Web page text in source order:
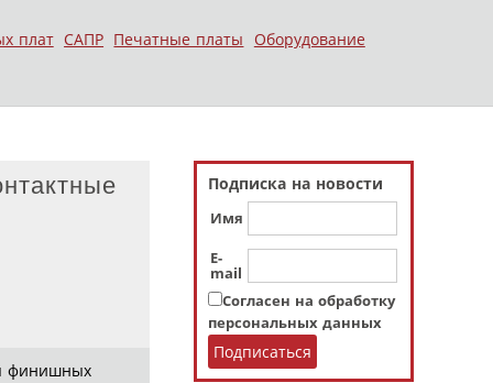
плат САПР Печатные платы
Оборудование
Подписка на новости
Имя
E-
mail
Согласен на обработку
персональных данных
финишных